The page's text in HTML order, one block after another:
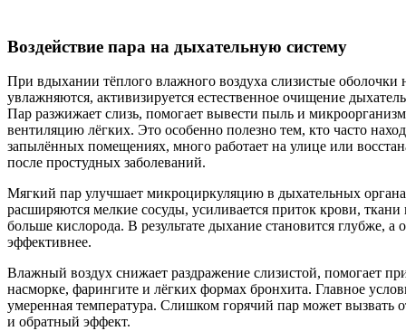
Воздействие пара на дыхательную систему
При вдыхании тёплого влажного воздуха слизистые оболочки
увлажняются, активизируется естественное очищение
Пар разжижает слизь, помогает вывести пыль и
вентиляцию лёгких. Это особенно полезно тем, кто часто
запылённых помещениях, много работает на улице или
после простудных заболеваний.
Мягкий пар улучшает микроциркуляцию в дыхательных
расширяются мелкие сосуды, усиливается приток крови,
больше кислорода. В результате дыхание становится глубже, а
эффективнее.
Влажный воздух снижает раздражение слизистой, помогает
насморке, фарингите и лёгких формах бронхита. Главное
умеренная температура. Слишком горячий пар может вызвать
и обратный эффект.